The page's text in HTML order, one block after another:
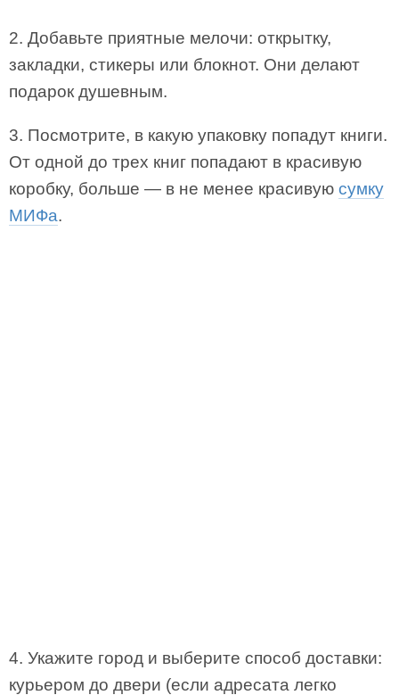
2. Добавьте приятные мелочи: открытку,
закладки, стикеры или блокнот. Они делают
подарок душевным.
3. Посмотрите, в какую упаковку попадут книги.
От одной до трех книг попадают в красивую
коробку, больше — в не менее красивую сумку
МИФа.
4. Укажите город и выберите способ доставки:
курьером до двери (если адресата легко